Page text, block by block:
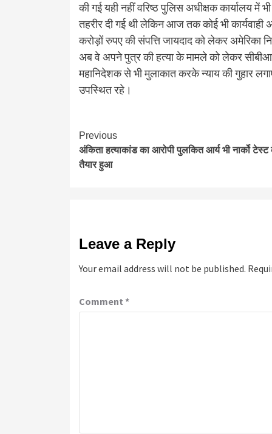
की गई यही नहीं वरिष्ठ पुलिस अधीक्षक कार्यालय
तहरीर दी गई थी लेकिन आज तक कोई भी
करोड़ों रुपए की संपत्ति जायदाद को लेकर अमेरिका
अब वे अपने पुत्र की हत्या के मामले को लेकर
महानिदेशक से भी मुलाकात करके न्याय की गुहार
उपस्थित रहे।
Continue
Reading
Previous
अंकिता हत्याकांड का आरोपी पुलकित आर्य भी नार्को
तैयार हुआ
Leave a Reply
Your email address will not be published.
Comment *